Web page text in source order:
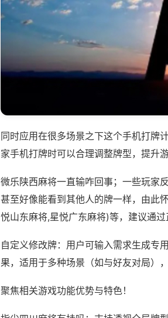
同时应用在很多场景之下这个手机打牌
家手机打牌时可以合理调整牌型，提升
微乐陕西麻将一直输咋回事；一些玩家
甚至好像能看到其他人的牌一样，由此
悦山东麻将,星悦广东麻将)等，建议通过
自定义修改牌：用户可输入需求生成专
果，适用于多种场景（如与好友对局）
聚焦相关游戏功能优势与特色！